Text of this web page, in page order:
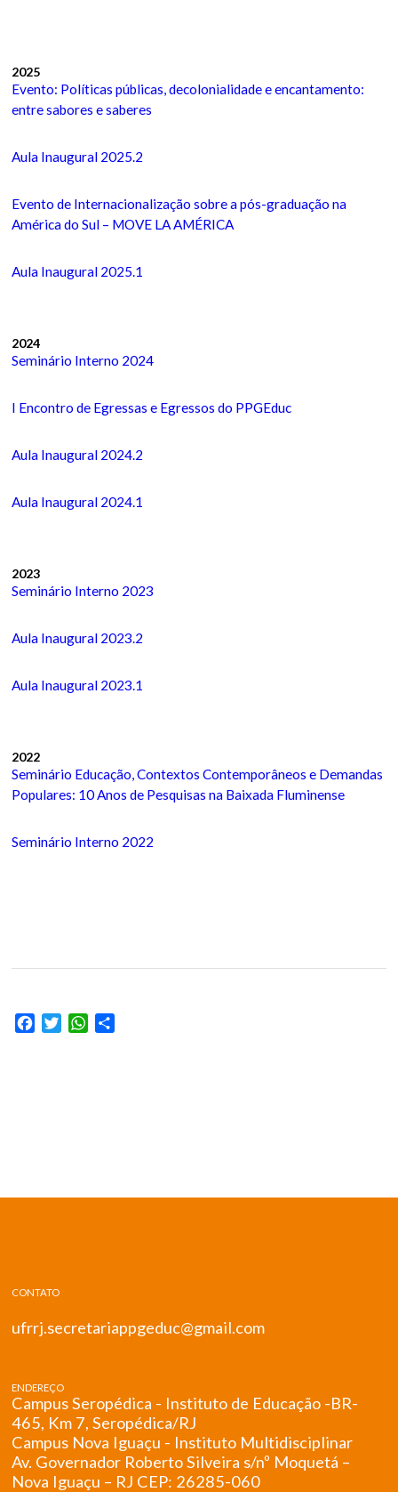
2025
Evento: Políticas públicas, decolonialidade e encantamento:
entre sabores e saberes
Aula Inaugural 2025.2
Evento de Internacionalização sobre a pós-graduação na
América do Sul – MOVE LA AMÉRICA
Aula Inaugural 2025.1
2024
Seminário Interno 2024
I Encontro de Egressas e Egressos do PPGEduc
Aula Inaugural 2024.2
Aula Inaugural 2024.1
2023
Seminário Interno 2023
Aula Inaugural 2023.2
Aula Inaugural 2023.1
2022
Seminário Educação, Contextos Contemporâneos e Demandas
Populares: 10 Anos de Pesquisas na Baixada Fluminense
Seminário Interno 2022
FacebookTwitterWhatsApp
CONTATO
ufrrj.secretariappgeduc@gmail.com
ENDEREÇO
Campus Seropédica - Instituto de Educação -BR-
465, Km 7, Seropédica/RJ
Campus Nova Iguaçu - Instituto Multidisciplinar
Av. Governador Roberto Silveira s/nº Moquetá –
Nova Iguaçu – RJ CEP: 26285-060